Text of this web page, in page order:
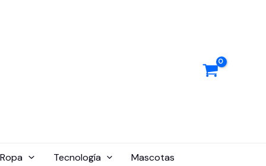
Ropa Tecnología Mascotas